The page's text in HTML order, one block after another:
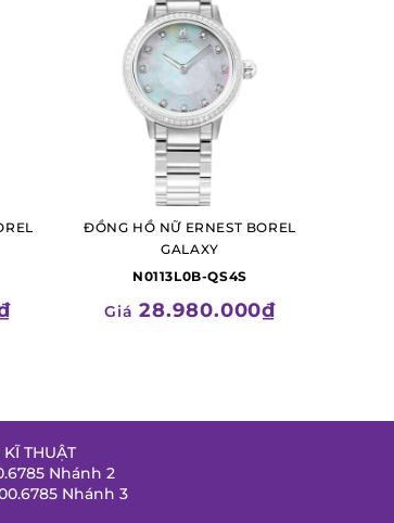
ĐỒNG HỒ NỮ ERNEST BOREL
GALAXY
N0113L0B-QS4S
Giá 28.980.000₫
KĨ THUẬT
Nhánh 2
Nhánh 3